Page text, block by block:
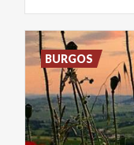
BURGOS